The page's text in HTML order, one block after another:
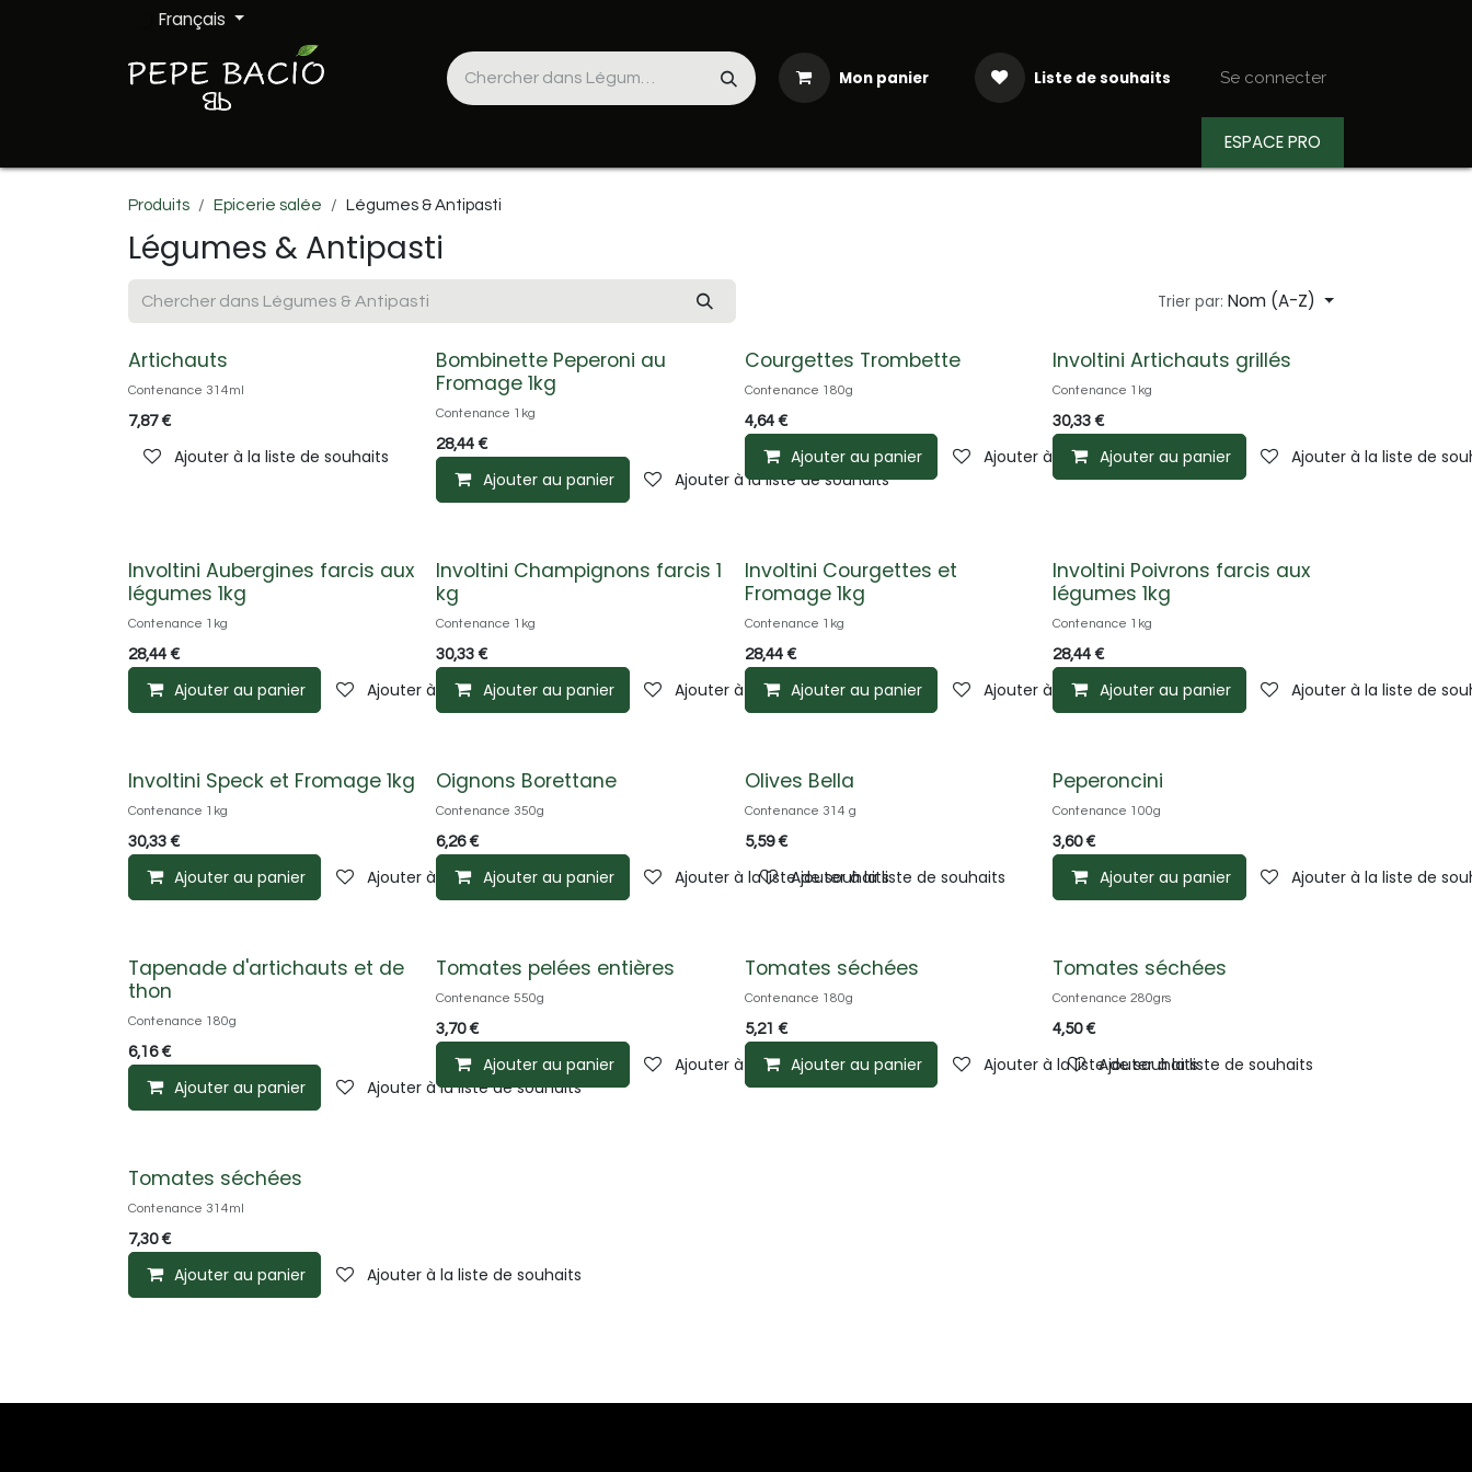
Se rendre au contenuFrançais
Mon panier Liste de souhaits Se connecter
RecettesESPACE PRO
Produits Epicerie salée Légumes & Antipasti
Légumes & Antipasti
Trier par: Nom (A-Z)
Artichauts
Contenance 314ml
7,87€
Ajouter à la liste de souhaits
Bombinette Peperoni au
Fromage 1kg
Contenance 1kg
28,44 €
Ajouter au panier Ajouter à la liste de souhaits
Courgettes Trombette
Contenance 180g
4,64€
Ajouter au panier Ajouter à la liste de souhaits
Involtini Artichauts grillés
Contenance 1kg
30,33 €
Ajouter au panier Ajouter à la liste de
Involtini Aubergines farcis aux
légumes 1kg
Contenance 1kg
28,44 €
Ajouter au panier Ajouter à la liste de souhaits
Involtini Champignons farcis 1
kg
Contenance 1kg
30,33 €
Ajouter au panier Ajouter à la liste de souhaits
Involtini Courgettes et
Fromage 1kg
Contenance 1kg
28,44€
Ajouter au panier Ajouter à la liste de souhaits
Involtini Poivrons farcis aux
légumes 1kg
Contenance 1kg
28,44 €
Ajouter au panier Ajouter à la liste de
Involtini Speck et Fromage 1kg
Contenance 1kg
30,33 €
Ajouter au panier Ajouter à la liste de souhaits
Oignons Borettane
Contenance 350g
6,26€
Ajouter au panier Ajouter à la liste de souhaits
Olives Bella
Contenance 314 g
5,59€
Ajouter à la liste de souhaits
Peperoncini
Contenance 100g
3,60€
Ajouter au panier Ajouter à la liste de
Tapenade d'artichauts et de
thon
Contenance 180g
6,16€
Ajouter au panier Ajouter à la liste de souhaits
Tomates pelées entières
Contenance 550g
3,70€
Ajouter au panier Ajouter à la liste de souhaits
Tomates séchées
Contenance 180g
5,21 €
Ajouter au panier Ajouter à la liste de souhaits
Tomates séchées
Contenance 280grs
4,50€
Ajouter à la liste de souhaits
Tomates séchées
Contenance 314ml
7,30€
Ajouter au panier Ajouter à la liste de souhaits